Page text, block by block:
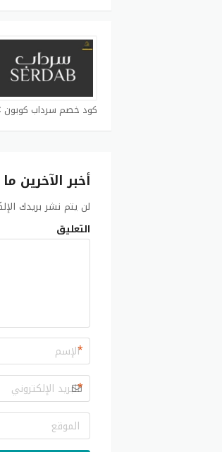
كود خصم سرداب كوبون
أخبر الآخرين
لن يتم نشر بريدك
التعليق
*
*